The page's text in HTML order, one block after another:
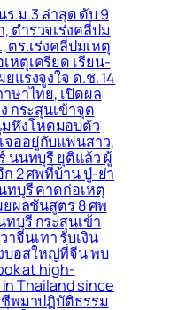
.ม.3 ล่าสุด ดับ 9
ตำรวจเร่งคลี่ปม
ตร.เร่งคลี่ปมเหตุ
หตุเครียด เรียน-
แรงจูงใจ ด.ช. 14
ษาไทย, เปิดผล
กระสุนเข้าจุด
หึงโหดมอบตัว
จออยู่กับแฟนสาว,
นนทบุรี ยุติแล้ว ผู้
ก 2 ศพที่บ้าน ปู่-ย่า
ทบุรี คาดก่อเหตุ
ยผลชันสูตร 8 ศพ
บุรี กระสุนเข้า
จีนเทา รับเงิน
บอสใหญ่ที่จีน พบ
at high-
Thailand since
ชีพมาปฎิบัติธรรม